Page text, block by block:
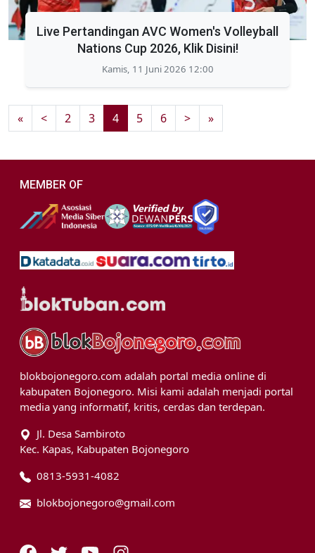
Live Pertandingan AVC Women's Volleyball
Nations Cup 2026, Klik Disini!
Kamis, 11 Juni 2026 12:00
« < 2 3 4 5 6 > »
MEMBER OF
blokbojonegoro.com adalah portal media online di
kabupaten Bojonegoro. Misi kami adalah menjadi portal
media yang informatif, kritis, cerdas dan terdepan.
Jl. Desa Sambiroto
Kec. Kapas, Kabupaten Bojonegoro
0813-5931-4082
blokbojonegoro@gmail.com